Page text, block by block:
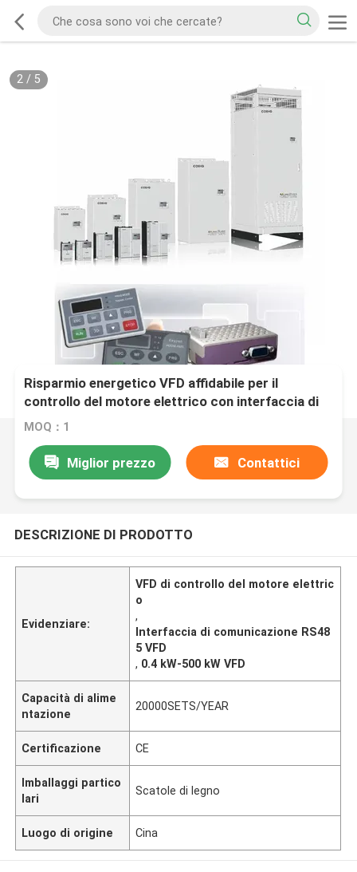
2/ 5
Risparmio energetico VFD affidabile per il
controllo del motore elettrico con interfaccia di
comunicazione RS485 nella gamma di potenza
MOQ：1
Miglior prezzo Contattici
DESCRIZIONE DI PRODOTTO
Evidenziare:
VFD di controllo del motore elettric
o
,
Interfaccia di comunicazione RS48
5 VFD
, 0.4 kW-500 kW VFD
Capacità di alime
ntazione
20000SETS/YEAR
Certificazione CE
Imballaggi partico
lari
Scatole di legno
Luogo di origine Cina